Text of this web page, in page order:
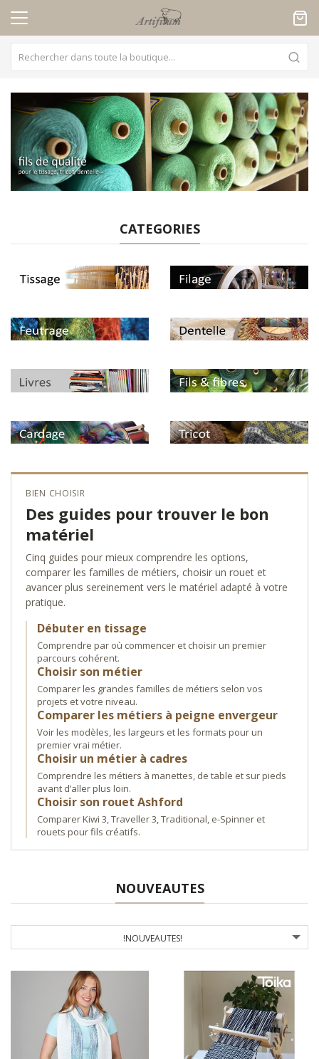
CATEGORIES
BIEN CHOISIR
Des guides pour trouver le bon
matériel
Cinq guides pour mieux comprendre les options,
comparer les familles de métiers, choisir un rouet et
avancer plus sereinement vers le matériel adapté à votre
pratique.
Débuter en tissage
Comprendre par où commencer et choisir un premier
parcours cohérent.
Choisir son métier
Comparer les grandes familles de métiers selon vos
projets et votre niveau.
Comparer les métiers à peigne envergeur
Voir les modèles, les largeurs et les formats pour un
premier vrai métier.
Choisir un métier à cadres
Comprendre les métiers à manettes, de table et sur pieds
avant d’aller plus loin.
Choisir son rouet Ashford
Comparer Kiwi 3, Traveller 3, Traditional, e-Spinner et
rouets pour fils créatifs.
NOUVEAUTES
!NOUVEAUTES!